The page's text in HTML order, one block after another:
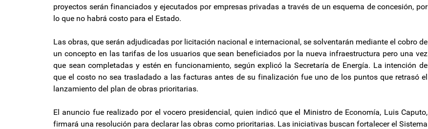
proyectos serán financiados y ejecutados por empresas privadas a través de un esquema de concesión, por
lo que no habrá costo para el Estado.
Las obras, que serán adjudicadas por licitación nacional e internacional, se solventarán mediante el cobro de
un concepto en las tarifas de los usuarios que sean beneficiados por la nueva infraestructura pero una vez
que sean completadas y estén en funcionamiento, según explicó la Secretaría de Energía. La intención de
que el costo no sea trasladado a las facturas antes de su finalización fue uno de los puntos que retrasó el
lanzamiento del plan de obras prioritarias.
El anuncio fue realizado por el vocero presidencial, quien indicó que el Ministro de Economía, Luis Caputo,
firmará una resolución para declarar las obras como prioritarias. Las iniciativas buscan fortalecer el Sistema